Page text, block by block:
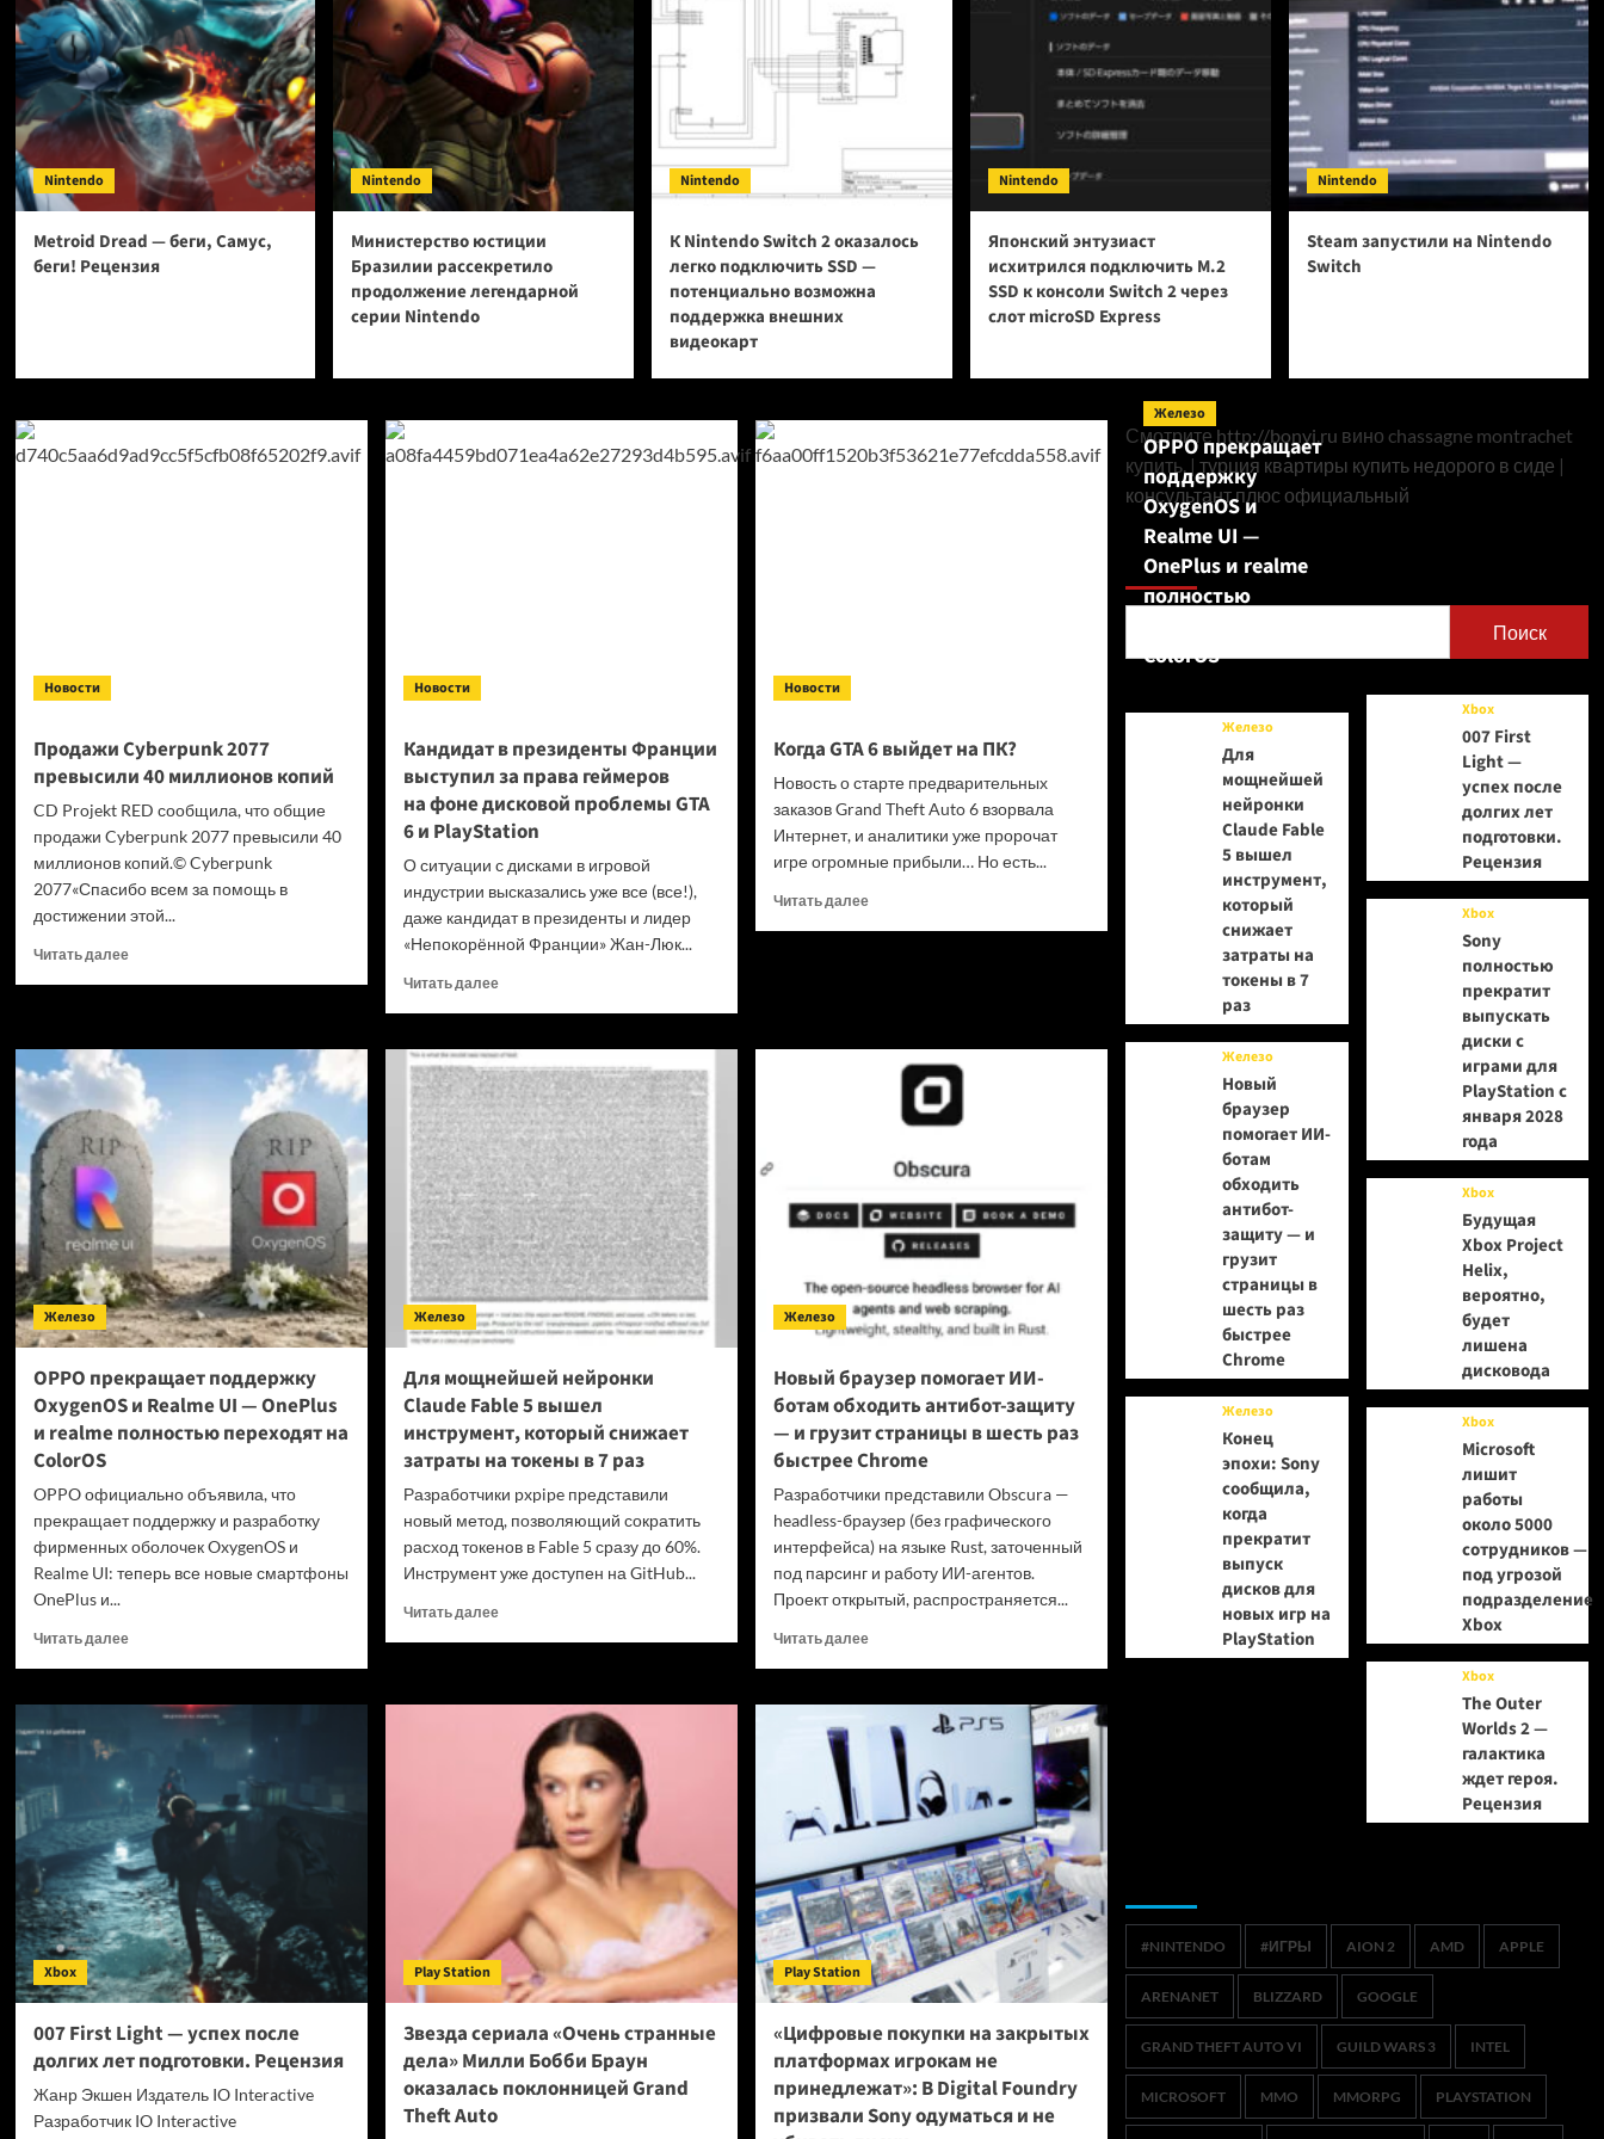
Nintendo
Metroid Dread — беги, Самус,
беги! Рецензия
Nintendo
Министерство юстиции
Бразилии рассекретило
продолжение легендарной
серии Nintendo
Nintendo
К Nintendo Switch 2 оказалось
легко подключить SSD —
потенциально возможна
поддержка внешних
видеокарт
Nintendo
Японский энтузиаст
исхитрился подключить M.2
SSD к консоли Switch 2 через
слот microSD Express
Nintendo
Steam запустили на Nintendo
Switch
Новости
Продажи Cyberpunk 2077
превысили 40 миллионов копий
CD Projekt RED сообщила, что общие
продажи Cyberpunk 2077 превысили 40
миллионов копий.© Cyberpunk
2077«Спасибо всем за помощь в
достижении этой...
Читать далееПрочитать
2077
превысили
40 миллионов
копий
Новости
Кандидат в президенты Франции
выступил за права геймеров
на фоне дисковой проблемы GTA
6 и PlayStation
О ситуации с дисками в игровой
индустрии высказались уже все (все!),
даже кандидат в президенты и лидер
«Непокорённой Франции» Жан-Люк...
Читать далееПрочитать
Кандидат
в президенты
Франции
выступил
за права
геймеров
на фоне
дисковой
проблемы
GTA
6 и PlayStation
Новости
Когда GTA 6 выйдет на ПК?
Новость о старте предварительных
заказов Grand Theft Auto 6 взорвала
Интернет, и аналитики уже пророчат
игре огромные прибыли… Но есть...
Читать далееПрочитать
Железо
OPPO прекращает поддержку
OxygenOS и Realme UI — OnePlus
и realme полностью переходят на
ColorOS
OPPO официально объявила, что
прекращает поддержку и разработку
фирменных оболочек OxygenOS и
Realme UI: теперь все новые смартфоны
OnePlus и...
Читать далееПрочитать
OPPO
поддержку
OxygenOS
и
Realme
UI
—
OnePlus
и
realme
полностью
переходят
на
ColorOS
Железо
Для мощнейшей нейронки
Claude Fable 5 вышел
инструмент, который снижает
затраты на токены в 7 раз
Разработчики pxpipe представили
новый метод, позволяющий сократить
расход токенов в Fable 5 сразу до 60%.
Инструмент уже доступен на GitHub...
Читать далееПрочитать
нейронки
Claude
Fable
вышел
инструмент,
который
снижает
затраты
на
токены
7
Железо
Новый браузер помогает ИИ-
ботам обходить антибот-защиту
— и грузит страницы в шесть раз
быстрее Chrome
Разработчики представили Obscura —
headless-браузер (без графического
интерфейса) на языке Rust, заточенный
под парсинг и работу ИИ-агентов.
Проект открытый, распространяется...
Читать далееПрочитать
Новый
браузер
помогает
ботам
обходить
защиту
—
и
грузит
страницы
в
шесть
быстрее
Chrome
Xbox
007 First Light — успех после
долгих лет подготовки. Рецензия
Жанр Экшен Издатель IO Interactive
Разработчик IO Interactive
Play Station
Звезда сериала «Очень странные
дела» Милли Бобби Браун
оказалась поклонницей Grand
Theft Auto
Play Station
«Цифровые покупки на закрытых
платформах игрокам не
принедлежат»: В Digital Foundry
призвали Sony одуматься и не
Смотрите http://bonvi.ru вино chassagne montrachet
купить. |турция квартиры купить недорого в сиде |
консультант плюс официальный
Поиск
Поиск
Железо
OPPO прекращает
поддержку
OxygenOS и
Realme UI —
OnePlus и realme
полностью
ColorOS
Железо
Для
мощнейшей
нейронки
Claude Fable
5 вышел
инструмент,
который
снижает
затраты на
токены в 7
раз
Железо
Новый
браузер
помогает ИИ-
ботам
обходить
антибот-
защиту — и
грузит
страницы в
шесть раз
быстрее
Chrome
Железо
Конец
эпохи: Sony
сообщила,
когда
прекратит
выпуск
дисков для
новых игр на
PlayStation
Xbox
007 First
Light —
успех после
долгих лет
подготовки.
Рецензия
Xbox
Sony
полностью
прекратит
выпускать
диски с
играми для
PlayStation с
января 2028
года
Xbox
Будущая
Xbox Project
Helix,
вероятно,
будет
лишена
дисковода
Xbox
Microsoft
лишит
работы
около 5000
сотрудников —
под угрозой
подразделение
Xbox
Xbox
The Outer
Worlds 2 —
галактика
ждет героя.
Рецензия
#NINTENDO #ИГРЫ AION 2 AMD APPLE
ARENANET BLIZZARD GOOGLE
GRAND THEFT AUTO VI GUILD WARS 3 INTEL
MICROSOFT MMO MMORPG PLAYSTATION